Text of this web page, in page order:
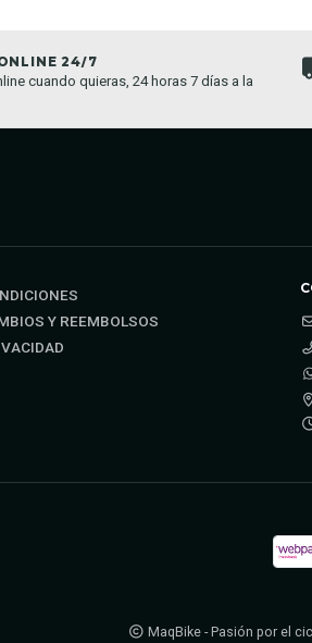
24/7
cuando quieras, 24 horas 7 días a la
Y REEMBOLSOS
MaqBike - Pasión por el